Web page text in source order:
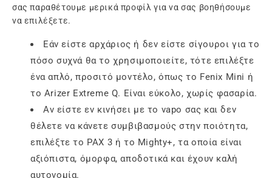
σας παραθέτουμε μερικά προφίλ για να σας βοηθήσουμε
να επιλέξετε.
Εάν είστε αρχάριος ή δεν είστε σίγουροι για το
πόσο συχνά θα το χρησιμοποιείτε, τότε επιλέξτε
ένα απλό, προσιτό μοντέλο, όπως το Fenix Mini ή
το Arizer Extreme Q. Είναι εύκολο, χωρίς φασαρία.
Αν είστε εν κινήσει με το vapo σας και δεν
θέλετε να κάνετε συμβιβασμούς στην ποιότητα,
επιλέξτε το PAX 3 ή το Mighty+, τα οποία είναι
αξιόπιστα, όμορφα, αποδοτικά και έχουν καλή
αυτονομία.